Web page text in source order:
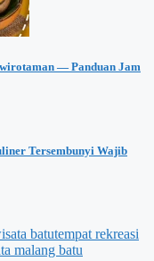
— Panduan Jam
Tersembunyi Wajib
batutempat rekreasi
malang batu